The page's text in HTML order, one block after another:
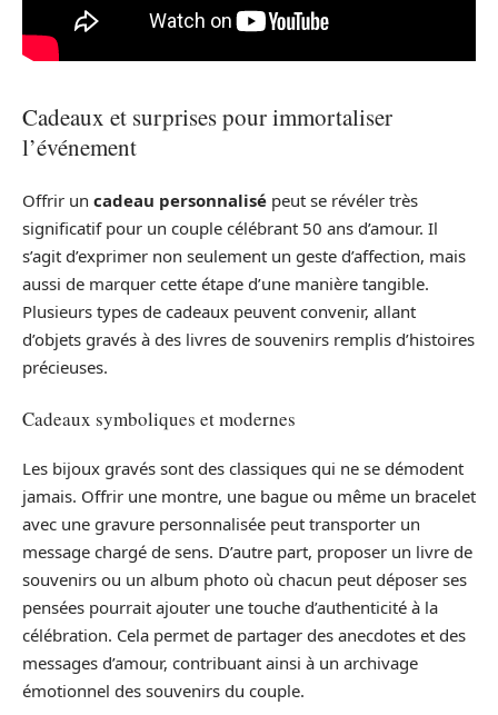
Cadeaux et surprises pour immortaliser
l’événement
Offrir un cadeau personnalisé peut se révéler très
significatif pour un couple célébrant 50 ans d’amour. Il
s’agit d’exprimer non seulement un geste d’affection, mais
aussi de marquer cette étape d’une manière tangible.
Plusieurs types de cadeaux peuvent convenir, allant
d’objets gravés à des livres de souvenirs remplis d’histoires
précieuses.
Cadeaux symboliques et modernes
Les bijoux gravés sont des classiques qui ne se démodent
jamais. Offrir une montre, une bague ou même un bracelet
avec une gravure personnalisée peut transporter un
message chargé de sens. D’autre part, proposer un livre de
souvenirs ou un album photo où chacun peut déposer ses
pensées pourrait ajouter une touche d’authenticité à la
célébration. Cela permet de partager des anecdotes et des
messages d’amour, contribuant ainsi à un archivage
émotionnel des souvenirs du couple.